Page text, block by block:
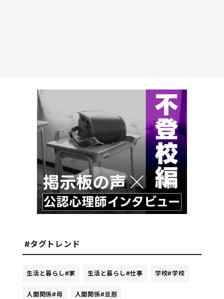
#タグトレンド
生活と暮らし#家 生活と暮らし#仕事 学校#学校
人間関係#母 人間関係#旦那